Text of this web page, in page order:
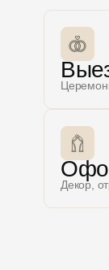
Декор,